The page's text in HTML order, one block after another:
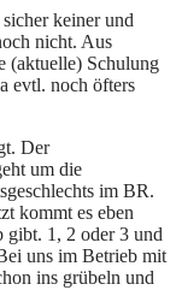
keiner und
nicht. Aus
(aktuelle) Schulung
evtl. noch öfters
Der
um die
im BR.
kommt es eben
gibt. 1, 2 oder 3 und
uns im Betrieb mit
ins grübeln und